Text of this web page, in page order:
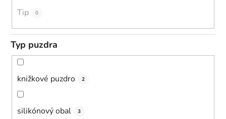
Tip 0
Typ puzdra
knižkové puzdro 2
silikónový obal 3